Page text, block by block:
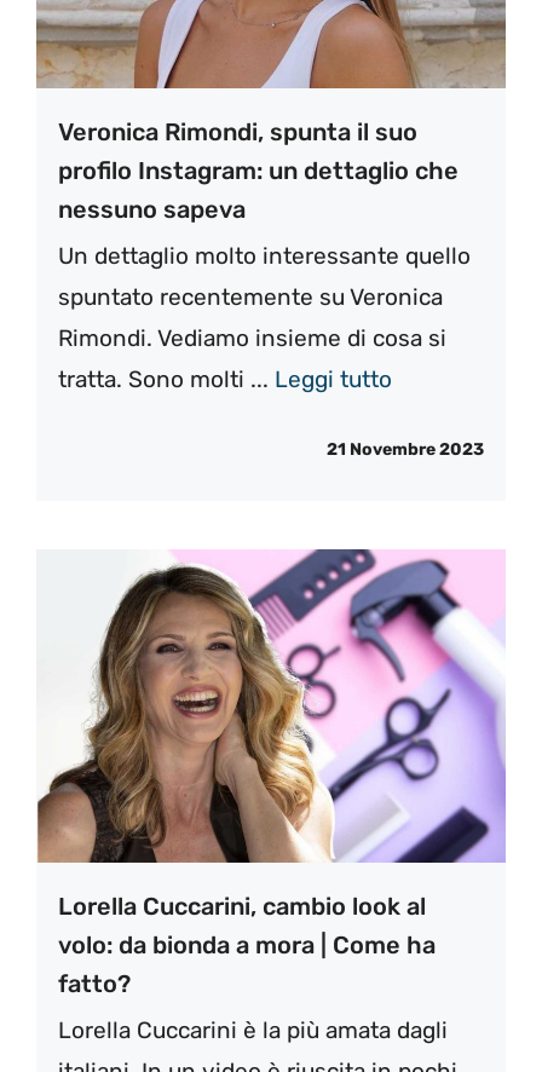
Veronica Rimondi, spunta il suo
profilo Instagram: un dettaglio che
nessuno sapeva
Un dettaglio molto interessante quello
spuntato recentemente su Veronica
Rimondi. Vediamo insieme di cosa si
tratta. Sono molti ... Leggi tutto
21 Novembre 2023
Lorella Cuccarini, cambio look al
volo: da bionda a mora | Come ha
fatto?
Lorella Cuccarini è la più amata dagli